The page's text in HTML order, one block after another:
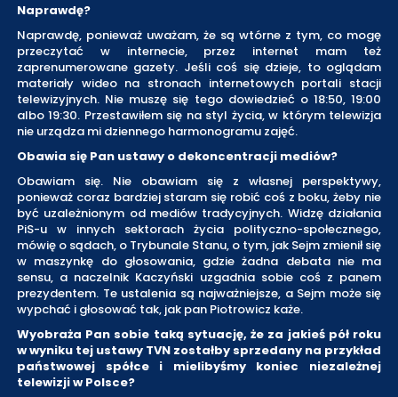
Naprawdę?
Naprawdę, ponieważ uważam, że są wtórne z tym, co mogę
przeczytać w internecie, przez internet mam też
zaprenumerowane gazety. Jeśli coś się dzieje, to oglądam
materiały wideo na stronach internetowych portali stacji
telewizyjnych. Nie muszę się tego dowiedzieć o 18:50, 19:00
albo 19:30. Przestawiłem się na styl życia, w którym telewizja
nie urządza mi dziennego harmonogramu zajęć.
Obawia się Pan ustawy o dekoncentracji mediów?
Obawiam się. Nie obawiam się z własnej perspektywy,
ponieważ coraz bardziej staram się robić coś z boku, żeby nie
być uzależnionym od mediów tradycyjnych. Widzę działania
PiS-u w innych sektorach życia polityczno-społecznego,
mówię o sądach, o Trybunale Stanu, o tym, jak Sejm zmienił się
w maszynkę do głosowania, gdzie żadna debata nie ma
sensu, a naczelnik Kaczyński uzgadnia sobie coś z panem
prezydentem. Te ustalenia są najważniejsze, a Sejm może się
wypchać i głosować tak, jak pan Piotrowicz każe.
Wyobraża Pan sobie taką sytuację, że za jakieś pół roku
w wyniku tej ustawy TVN zostałby sprzedany na przykład
państwowej spółce i mielibyśmy koniec niezależnej
telewizji w Polsce?